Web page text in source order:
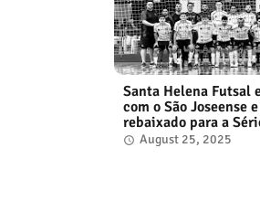
Santa Helena Futsal
com o São Joseense
rebaixado para a
August 25, 2025